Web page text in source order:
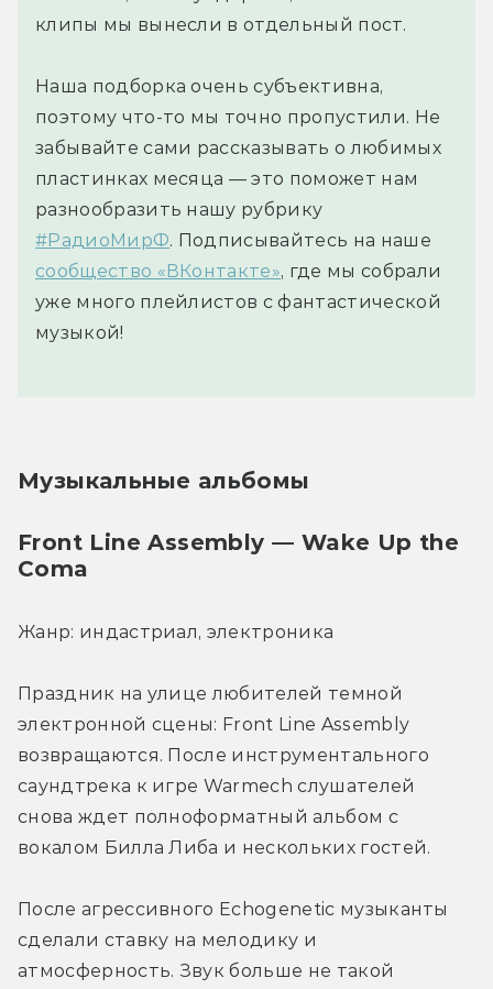
клипы мы вынесли в отдельный пост.
Наша подборка очень субъективна,
поэтому что-то мы точно пропустили. Не
забывайте сами рассказывать о любимых
пластинках месяца — это поможет нам
разнообразить нашу рубрику
#РадиоМирФ. Подписывайтесь на наше
сообщество «ВКонтакте», где мы собрали
уже много плейлистов с фантастической
музыкой!
Музыкальные альбомы
Front Line Assembly — Wake Up the
Coma
Жанр: индастриал, электроника
Праздник на улице любителей темной
электронной сцены: Front Line Assembly
возвращаются. После инструментального
саундтрека к игре Warmech слушателей
снова ждет полноформатный альбом с
вокалом Билла Либа и нескольких гостей.
После агрессивного Echogenetic музыканты
сделали ставку на мелодику и
атмосферность. Звук больше не такой